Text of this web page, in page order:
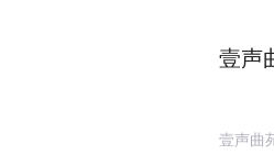
壹声
壹声曲